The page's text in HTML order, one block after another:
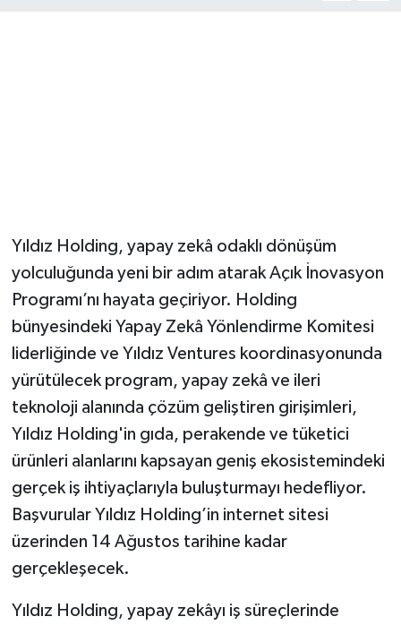
Yıldız Holding, yapay zekâ odaklı dönüşüm
yolculuğunda yeni bir adım atarak Açık İnovasyon
Programı’nı hayata geçiriyor. Holding
bünyesindeki Yapay Zekâ Yönlendirme Komitesi
liderliğinde ve Yıldız Ventures koordinasyonunda
yürütülecek program, yapay zekâ ve ileri
teknoloji alanında çözüm geliştiren girişimleri,
Yıldız Holding'in gıda, perakende ve tüketici
ürünleri alanlarını kapsayan geniş ekosistemindeki
gerçek iş ihtiyaçlarıyla buluşturmayı hedefliyor.
Başvurular Yıldız Holding’in internet sitesi
üzerinden 14 Ağustos tarihine kadar
gerçekleşecek.
Yıldız Holding, yapay zekâyı iş süreçlerinde